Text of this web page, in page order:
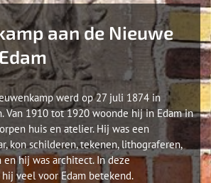
aan de Nieuwe
werd op 27 juli 1874 in
Van 1910 tot 1920 woonde hij in Edam in
huis en atelier. Hij was een
kon schilderen, tekenen, lithograferen,
hij was architect. In deze
veel voor Edam betekend.